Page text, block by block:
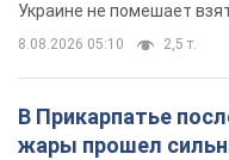
Украине не помешает
8.08.2026 05:10 2,5 т.
В Прикарпатье
жары прошел